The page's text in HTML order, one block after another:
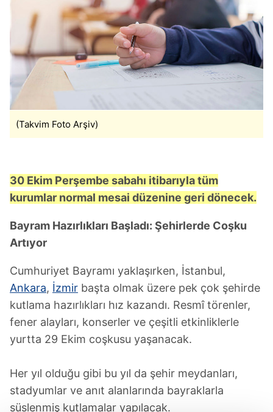
(Takvim Foto Arşiv)
30 Ekim Perşembe sabahı itibarıyla tüm
kurumlar normal mesai düzenine geri dönecek.
Bayram Hazırlıkları Başladı: Şehirlerde Coşku
Artıyor
Cumhuriyet Bayramı yaklaşırken, İstanbul,
Ankara, İzmir başta olmak üzere pek çok şehirde
kutlama hazırlıkları hız kazandı. Resmî törenler,
fener alayları, konserler ve çeşitli etkinliklerle
yurtta 29 Ekim coşkusu yaşanacak.
Her yıl olduğu gibi bu yıl da şehir meydanları,
stadyumlar ve anıt alanlarında bayraklarla
süslenmiş kutlamalar yapılacak.